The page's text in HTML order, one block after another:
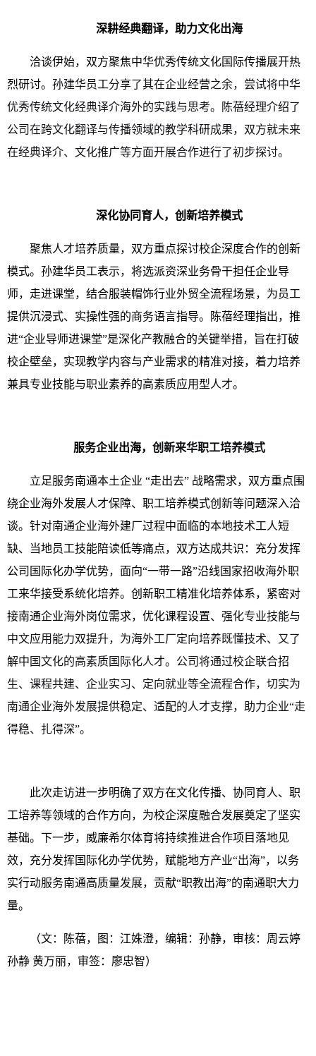
深耕经典翻译，助力文化出海
洽谈伊始，双方聚焦中华优秀传统文化国际传播展开热
烈研讨。 孙建华员工分享了其在企业经营之余，尝试将中华
优秀传统文化经典译介海外的实践与思考。陈蓓经理介绍了
公司在跨文化翻译与传播领域的教学科研成果，双方就未来
在经典译介、文化推广等方面开展合作进行了初步探讨。
深化协同育人，创新培养模式
聚焦人才培养质量，双方重点探讨校企深度合作的创新
模式。孙建华员工表示，将选派资深业务骨干担任企业导
师，走进课堂，结合服装帽饰行业外贸全流程场景，为员工
提供沉浸式、实操性强的商务语言指导。陈蓓经理指出，推
进“企业导师进课堂”是深化产教融合的关键举措，旨在打破
校企壁垒，实现教学内容与产业需求的精准对接，着力培养
兼具专业技能与职业素养的高素质应用型人才。
服务企业出海， 创新来华职工培养模式
立足服务南通本土企业 “走出去” 战略需求，双方重点围
绕企业海外发展人才保障、职工培养模式创新等问题深入洽
谈。针对南通企业海外建厂过程中面临的本地技术工人短
缺、当地员工技能陪读低等痛点，双方达成共识：充分发挥
公司国际化办学优势，面向“一带一路”沿线国家招收海外职
工来华接受系统化培养。创新职工精准化培养体系，紧密对
接南通企业海外岗位需求，优化课程设置、 强化专业技能与
中文应用能力双提升，为海外工厂定向培养既懂技术、又了
解中国文化的高素质国际化人才。公司将通过校企联合招
生、课程共建、企业实习、定向就业等全流程合作，切实为
南通企业海外发展提供稳定、适配的人才支撑，助力企业“走
得稳、扎得深”。
此次走访进一步明确了双方在文化传播、协同育人、职
工培养等领域的合作方向，为校企深度融合发展奠定了坚实
基础。下一步，威廉希尔体育将持续推进合作项目落地见
效，充分发挥国际化办学优势，赋能地方产业“出海”，以务
实行动服务南通高质量发展，贡献“职教出海”的南通职大力
量。
（文：陈蓓，图：江姝澄，编辑：孙静，审核：周云婷
孙静 黄万丽，审签：廖忠智）